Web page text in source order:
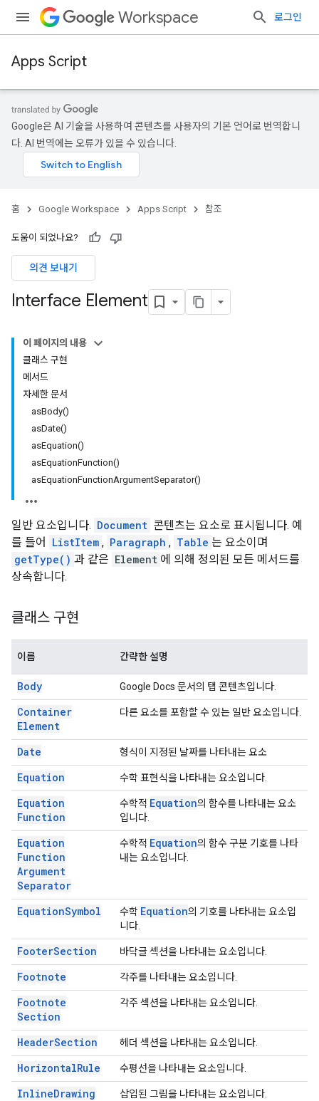
Workspace 로그인
Apps Script
Google은 AI 기술을 사용하여 콘텐츠를 사용자의 기본 언어로 번역합니
다. AI 번역에는 오류가 있을 수 있습니다.
홈 Google Workspace Apps Script 참조
도움이 되었나요?
의견 보내기
Interface Element
이 페이지의 내용
클래스 구현
메서드
자세한 문서
asBody()
asDate()
asEquation()
asEquationFunction()
asEquationFunctionArgumentSeparator()
일반 요소입니다. Document 콘텐츠는 요소로 표시됩니다. 예
를 들어
ListItem , Paragraph , Table 는 요소이며
getType() 과 같은 Element 에 의해 정의된 모든 메서드를
상속합니다.
클래스 구현
이름 간략한 설명
Body Google Docs 문서의 탭 콘텐츠입니다.
Container
Element
다른 요소를 포함할 수 있는 일반 요소입니다.
Date 형식이 지정된 날짜를 나타내는 요소
Equation 수학 표현식을 나타내는 요소입니다.
Equation
Function
수학적 Equation의 함수를 나타내는 요소
입니다.
Equation
Function
Argument
Separator
수학적 Equation의 함수 구분 기호를 나타
내는 요소입니다.
EquationSymbol 수학 Equation의 기호를 나타내는 요소입
니다.
FooterSection 바닥글 섹션을 나타내는 요소입니다.
Footnote 각주를 나타내는 요소입니다.
Footnote
Section
각주 섹션을 나타내는 요소입니다.
HeaderSection 헤더 섹션을 나타내는 요소입니다.
HorizontalRule 수평선을 나타내는 요소입니다.
InlineDrawing 삽입된 그림을 나타내는 요소입니다.